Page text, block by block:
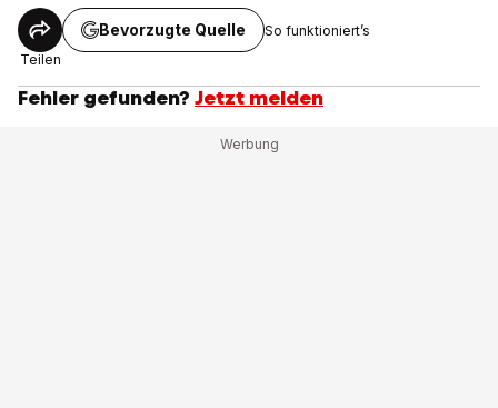
Teilen
Bevorzugte Quelle So funktioniert’s
Fehler gefunden? Jetzt melden